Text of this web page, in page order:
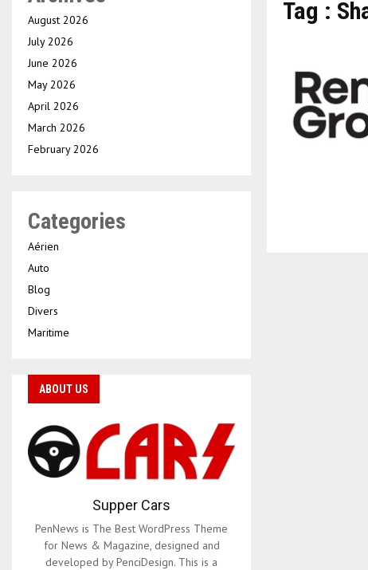
Tag :
August 2026
July 2026
June 2026
May 2026
April 2026
March 2026
February 2026
Categories
Aérien
Auto
Blog
Divers
Maritime
ABOUT US
Supper Cars
PenNews is The Best WordPress Theme
for News & Magazine, designed and
developed by PenciDesign. This is a